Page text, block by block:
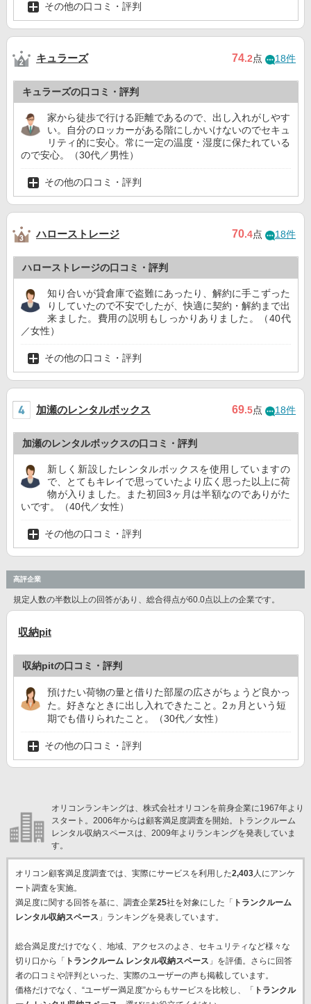
その他の口コミ・評判
キュラーズ 74.2点 18件
キュラーズの口コミ・評判
家から徒歩で行ける距離であるので、出し入れがしやす
い。自分のロッカーがある階にしかいけないのでセキュ
リティ的に安心。常に一定の温度・湿度に保たれている
ので安心。（30代／男性）
その他の口コミ・評判
ハローストレージ 70.4点 18件
ハローストレージの口コミ・評判
知り合いが貸倉庫で盗難にあったり、解約に手こずった
りしていたので不安でしたが、快適に契約・解約まで出
来ました。費用の説明もしっかりありました。（40代
／女性）
その他の口コミ・評判
加瀬のレンタルボックス 69.5点 18件
加瀬のレンタルボックスの口コミ・評判
新しく新設したレンタルボックスを使用していますの
で、とてもキレイで思っていたより広く思った以上に荷
物が入りました。また初回3ヶ月は半額なのでありがた
いです。（40代／女性）
その他の口コミ・評判
高評企業
規定人数の半数以上の回答があり、総合得点が60.0点以上の企業です。
収納pit
収納pitの口コミ・評判
預けたい荷物の量と借りた部屋の広さがちょうど良かっ
た。好きなときに出し入れできたこと。2ヵ月という短
期でも借りられたこと。（30代／女性）
その他の口コミ・評判
オリコンランキングは、株式会社オリコンを前身企業に1967年より
スタート。2006年からは顧客満足度調査を開始。トランクルーム
レンタル収納スペースは、2009年よりランキングを発表していま
す。
オリコン顧客満足度調査では、実際にサービスを利用した2,403人にアンケ
ート調査を実施。
満足度に関する回答を基に、調査企業25社を対象にした「
トランクルーム
レンタル収納スペース 」ランキングを発表しています。
総合満足度だけでなく、地域、アクセスのよさ、セキュリティなど様々な
切り口から「
トランクルーム レンタル収納スペース 」を評価。さらに回答
者の口コミや評判といった、実際のユーザーの声も掲載しています。
価格だけでなく、“ユーザー満足度”からもサービスを比較し、「
トランクル